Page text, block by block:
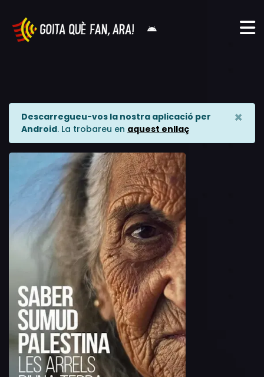
Descarregueu-vos la nostra aplicació per
Android. La trobareu en aquest enllaç
×